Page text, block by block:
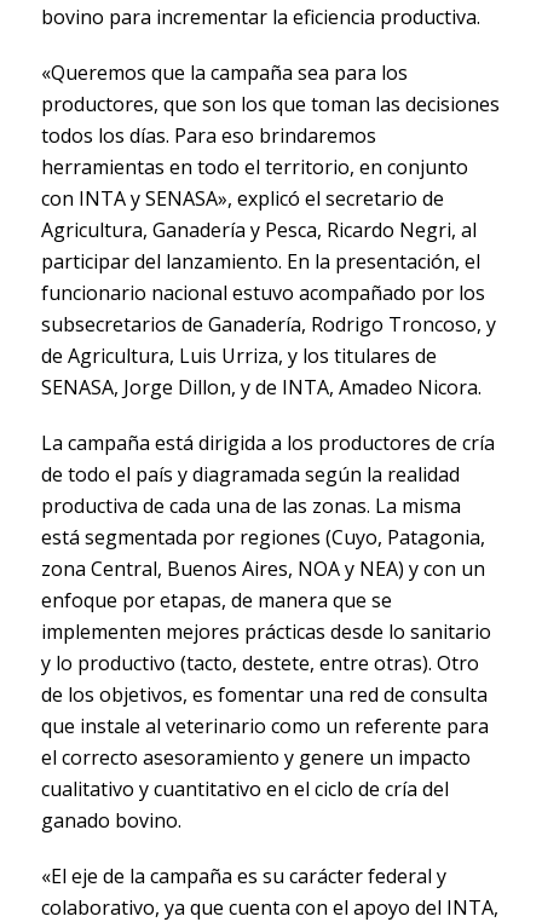
bovino para incrementar la eficiencia productiva.
«Queremos que la campaña sea para los
productores, que son los que toman las decisiones
todos los días. Para eso brindaremos
herramientas en todo el territorio, en conjunto
con INTA y SENASA», explicó el secretario de
Agricultura, Ganadería y Pesca, Ricardo Negri, al
participar del lanzamiento. En la presentación, el
funcionario nacional estuvo acompañado por los
subsecretarios de Ganadería, Rodrigo Troncoso, y
de Agricultura, Luis Urriza, y los titulares de
SENASA, Jorge Dillon, y de INTA, Amadeo Nicora.
La campaña está dirigida a los productores de cría
de todo el país y diagramada según la realidad
productiva de cada una de las zonas. La misma
está segmentada por regiones (Cuyo, Patagonia,
zona Central, Buenos Aires, NOA y NEA) y con un
enfoque por etapas, de manera que se
implementen mejores prácticas desde lo sanitario
y lo productivo (tacto, destete, entre otras). Otro
de los objetivos, es fomentar una red de consulta
que instale al veterinario como un referente para
el correcto asesoramiento y genere un impacto
cualitativo y cuantitativo en el ciclo de cría del
ganado bovino.
«El eje de la campaña es su carácter federal y
colaborativo, ya que cuenta con el apoyo del INTA,